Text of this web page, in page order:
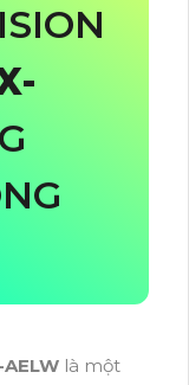
là một